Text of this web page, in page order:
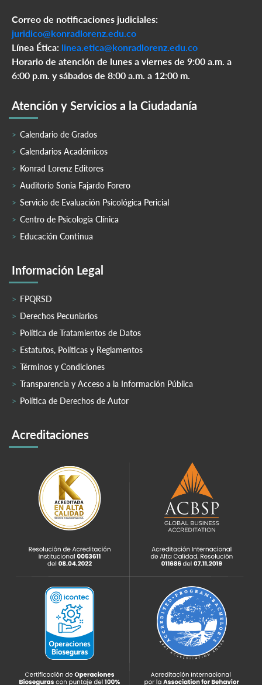
Correo de notificaciones judiciales:
juridico@konradlorenz.edu.co
Línea Ética: linea.etica@konradlorenz.edu.co
Horario de atención de lunes a viernes de 9:00 a.m. a
6:00 p.m. y sábados de 8:00 a.m. a 12:00 m.
Atención y Servicios a la Ciudadanía
Calendario de Grados
Calendarios Académicos
Konrad Lorenz Editores
Auditorio Sonia Fajardo Forero
Servicio de Evaluación Psicológica Pericial
Centro de Psicología Clínica
Educación Continua
Información Legal
FPQRSD
Derechos Pecuniarios
Política de Tratamientos de Datos
Estatutos, Políticas y Reglamentos
Términos y Condiciones
Transparencia y Acceso a la Información Pública
Política de Derechos de Autor
Acreditaciones